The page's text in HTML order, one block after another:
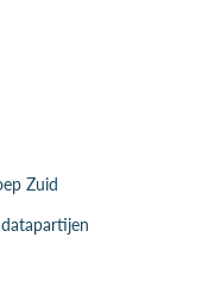
Zuid